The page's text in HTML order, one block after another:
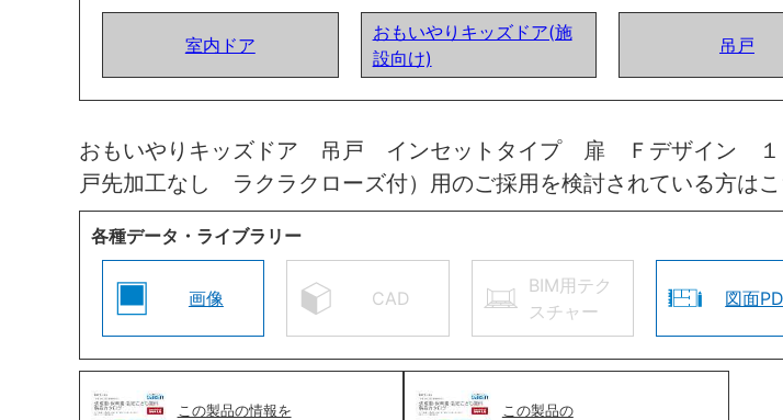
室内ドア
おもいやりキッズドア(施
設向け)
吊戸
おもいやりキッズドア 吊戸 インセットタイプ 扉 Ｆデザイン
戸先加工なし ラクラクローズ付）用のご採用を検討されている方は
各種データ・ライブラリー
画像 CAD
BIM用テク
スチャー
図面
この製品の情報を この製品の